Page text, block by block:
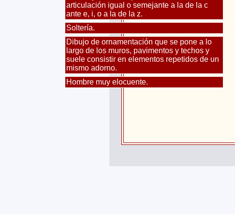
articulación igual o semejante a la de la c
ante e, i, o a la de la z.
Soltería.
Dibujo de ornamentación que se pone a lo
largo de los muros, pavimentos y techos y
suele consistir en elementos repetidos de un
mismo adorno.
Hombre muy elocuente.